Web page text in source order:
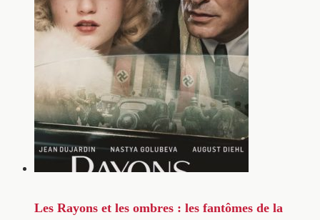
Les Rayons et les ombres : les fantômes de la